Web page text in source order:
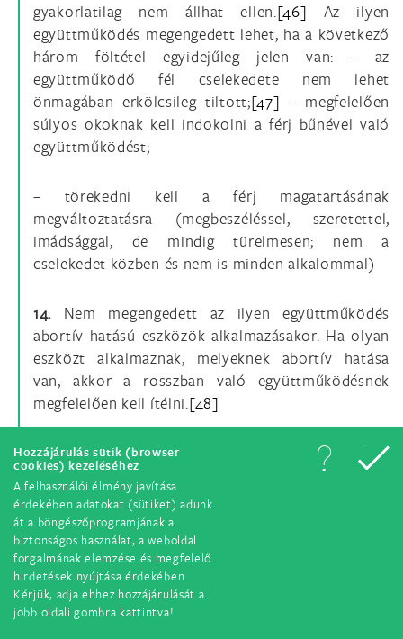
Hozzájárulás sütik (browser
cookies) kezeléséhez
A felhasználói élmény javítása
érdekében adatokat (sütiket) adunk
át a böngészőprogramjának a
biztonságos használat, a weboldal
forgalmának elemzése és megfelelő
hirdetések nyújtása érdekében.
Kérjük, adja ehhez hozzájárulását a
jobb oldali gombra kattintva!
gyakorlatilag nem állhat ellen.[46] Az ilyen
együttműködés megengedett lehet, ha a következő
három föltétel egyidejűleg jelen van: – az
együttműködő fél cselekedete nem lehet
önmagában erkölcsileg tiltott;[47] – megfelelően
súlyos okoknak kell indokolni a férj bűnével való
együttműködést;
– törekedni kell a férj magatartásának
megváltoztatásra (megbeszéléssel, szeretettel,
imádsággal, de mindig türelmesen; nem a
cselekedet közben és nem is minden alkalommal)
14. Nem megengedett az ilyen együttműködés
abortív hatású eszközök alkalmazásakor. Ha olyan
eszközt alkalmaznak, melyeknek abortív hatása
van, akkor a rosszban való együttműködésnek
megfelelően kell ítélni.[48]
15.A keresztény házastársak Isten szeretetének
tanúi a világban. Ezért a hit alapján az emberi
gyöngeségek ellenére is legyenek meggyőződve
arról, hogy Isten kegyelmének segítségével
lehetséges az Úr akaratának követése a
házaséletben. A gyakori és állhatatos imádsághoz,
szentáldozáshoz és gyónáshoz való menekülés
elengedhetetlen az önuralom megszerzéséhez.